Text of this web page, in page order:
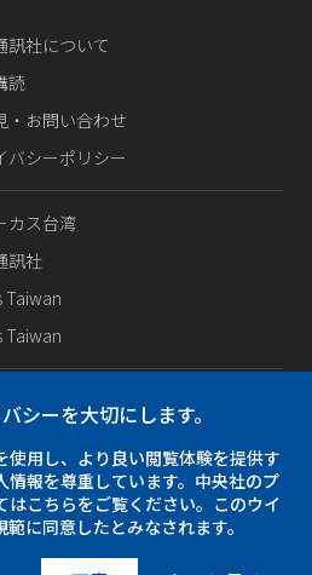
訊社について
読
・お問い合わせ
バシーポリシー
カス台湾
訊社
Taiwan
Taiwan
シーを大切にします。
使用し、より良い閲覧体験を提供す
情報を尊重しています。中央社のプ
はこちらをご覧ください。このウイ
に同意したとみなされます。